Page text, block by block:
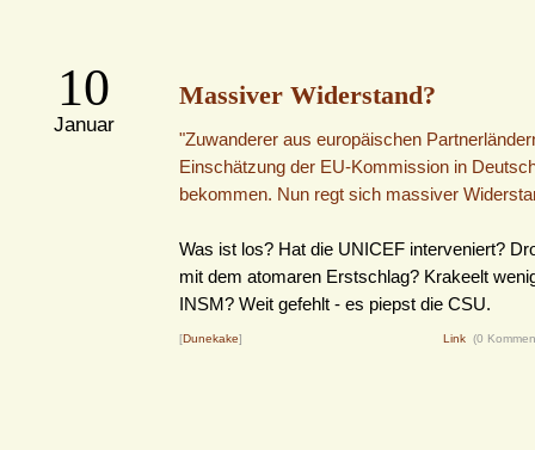
10
Januar
Massiver Widerstand?
"Zuwanderer aus europäischen
Einschätzung der EU-Kommission in
bekommen. Nun regt sich massiver
Was ist los? Hat die UNICEF interveniert?
mit dem atomaren Erstschlag? Krakeelt
INSM? Weit gefehlt - es piepst die CSU.
[Dunekake] Link (0